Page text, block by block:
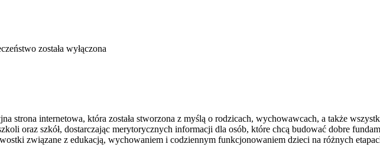
została wyłączona
strona internetowa, która została stworzona z myślą o rodzicach, wychowawcach, a także
oraz szkół, dostarczając merytorycznych informacji dla osób, które chcą budować dobre
związane z edukacją, wychowaniem i codziennym funkcjonowaniem dzieci na różnych